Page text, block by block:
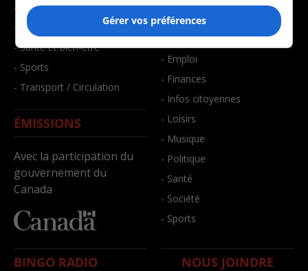
- Environnement
- Faits divers
- Santé et bien-être
- Sports
- Transport / Circulation
ÉMISSIONS
Avec la participation du
gouvernement du
Canada
- Art de vivre
- Bien-être
- Emploi
- Finances
- Infos citoyennes
- Loisirs
- Musique
- Politique
- Santé
- Société
- Sports
BINGO RADIO NOUS JOINDRE
Gérer vos préférences